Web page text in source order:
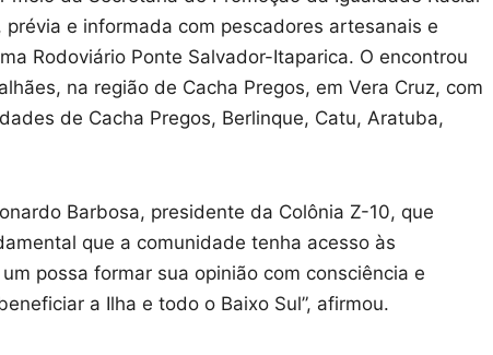
e informada com pescadores artesanais e
Rodoviário Ponte Salvador-Itaparica. O encontrou
na região de Cacha Pregos, em Vera Cruz, com
de Cacha Pregos, Berlinque, Catu, Aratuba,
Barbosa, presidente da Colônia Z-10, que
que a comunidade tenha acesso às
possa formar sua opinião com consciência e
a Ilha e todo o Baixo Sul”, afirmou.